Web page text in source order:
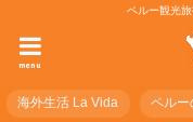
ペルー観光
menu
海外生活 La Vida ペルー